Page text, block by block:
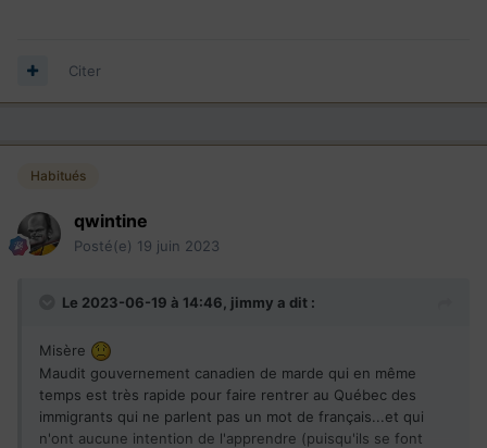
Citer
Habitués
qwintine
Posté(e) 19 juin 2023
Le 2023-06-19 à 14:46, jimmy a dit :
Misère
Maudit gouvernement canadien de marde qui en même
temps est très rapide pour faire rentrer au Québec des
immigrants qui ne parlent pas un mot de français...et qui
n'ont aucune intention de l'apprendre (puisqu'ils se font